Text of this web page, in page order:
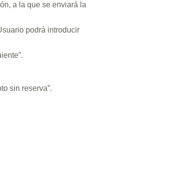
a la que se enviará la
podrá introducir
sin reserva”.